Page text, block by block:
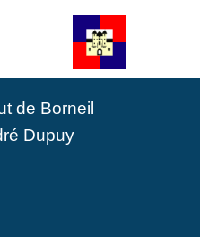
de Borneil
Dupuy